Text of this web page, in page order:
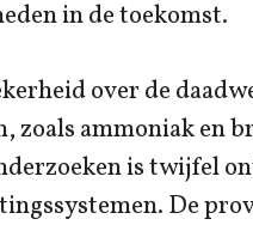
in de toekomst.
over de
ammoniak en
is twijfel
De